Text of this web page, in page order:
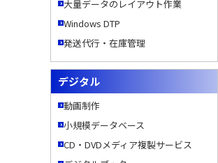
大量データのレイアウト作業
Windows DTP
発送代行・在庫管理
デジタル
動画制作
小規模データベース
CD・DVDメディア複製サービス